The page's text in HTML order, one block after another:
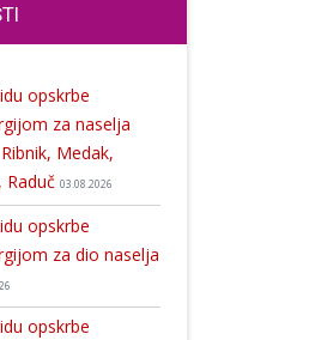
opskrbe
za naselja
Medak,
Raduč 03.08.2026
opskrbe
za dio naselja
opskrbe